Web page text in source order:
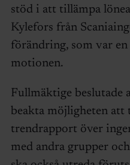
stöd i att tillämpa
Kylefors från
förändring, som var
motionen.
Fullmäktige beslutade
beakta möjligheten att
trendrapport över
med andra grupper